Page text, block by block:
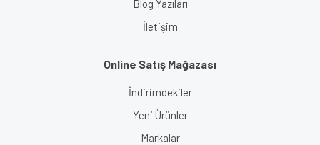
Blog Yazıları
İletişim
Online Satış Mağazası
İndirimdekiler
Yeni Ürünler
Markalar